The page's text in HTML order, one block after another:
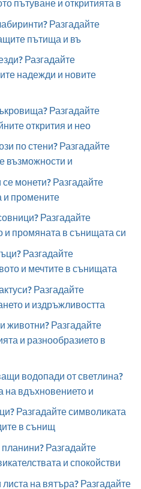
пътуване и откритията в
Разгадайте
пътища и въ
Разгадайте
надежди и новите
Разгадайте
открития и нео
по стени? Разгадайте
възможности и
монети? Разгадайте
и промените
Разгадайте
и промяната в сънищата си
Разгадайте
и мечтите в сънищата
Разгадайте
и издръжливостта
животни? Разгадайте
и разнообразието в
водопади от светлина?
на вдъхновението и
Разгадайте символиката
в сънищ
Разгадайте
и спокойстви
на вятъра? Разгадайте